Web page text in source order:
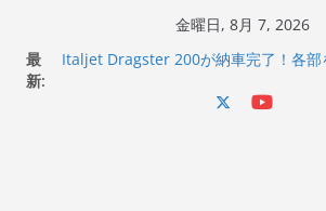
金曜日, 8月 7, 2026
最
新:
Italjet Dragster 200のフロントISSサ
コーナリングが楽しくなった
マホホルダー付けて、ガラスコーティ